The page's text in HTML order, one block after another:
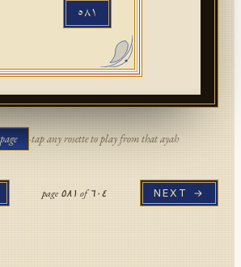
٥٨١
·tap any rosette to play from that ayah
page٥٨١ of٦٠٤ NEXT →